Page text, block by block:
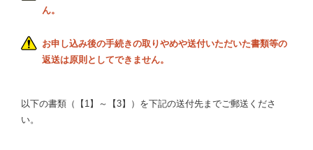
ん。
お申し込み後の手続きの取りやめや送付いただいた書類等の
返送は原則としてできません。
以下の書類（【1】～【3】）を下記の送付先までご郵送くださ
い。